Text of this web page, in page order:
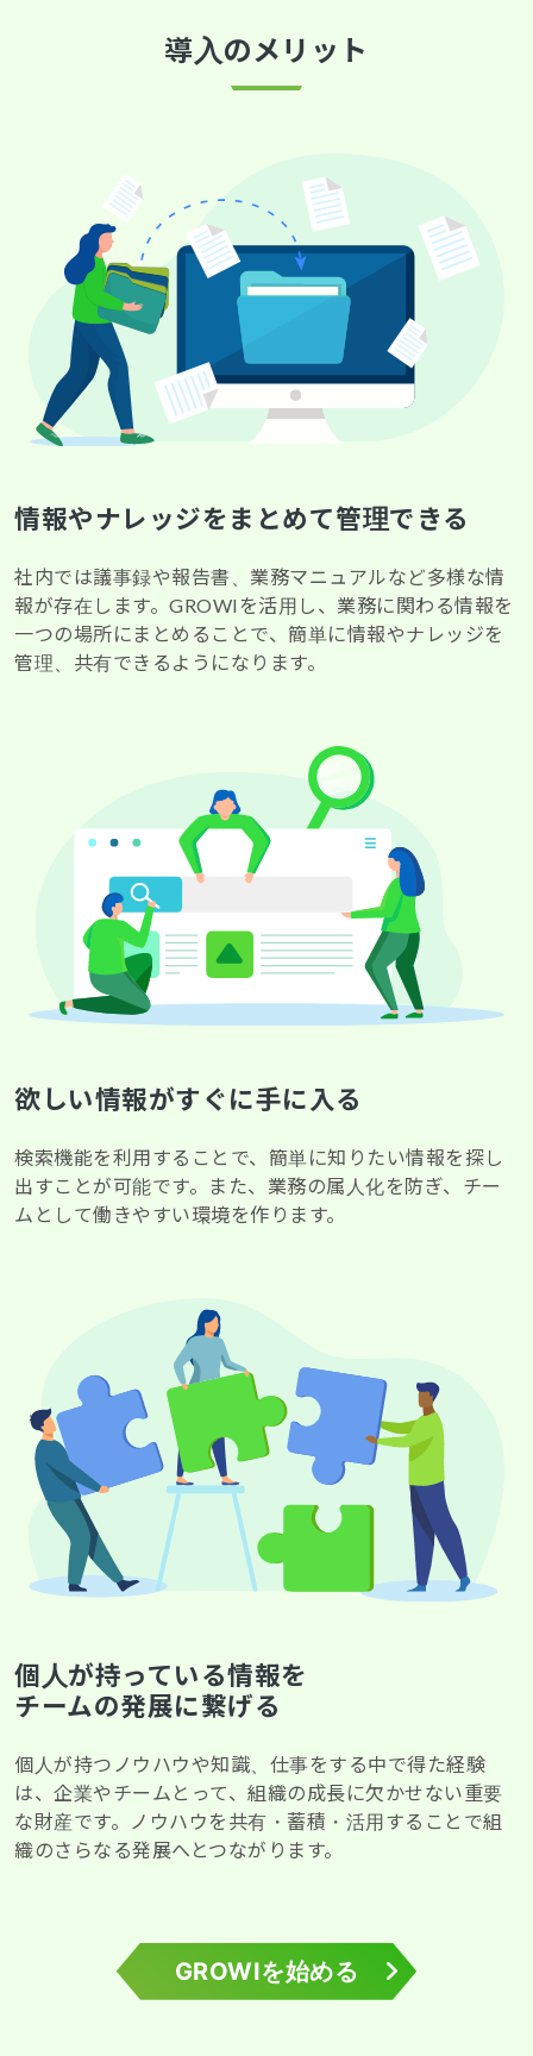
導入のメリット
情報やナレッジをまとめて管理できる
社内では議事録や報告書、業務マニュアルなど多様な情
報が存在します。GROWIを活用し、業務に関わる情報を
一つの場所にまとめることで、簡単に情報やナレッジを
管理、共有できるようになります。
欲しい情報がすぐに手に入る
検索機能を利用することで、簡単に知りたい情報を探し
出すことが可能です。また、業務の属人化を防ぎ、チー
ムとして働きやすい環境を作ります。
個人が持っている情報を
チームの発展に繋げる
個人が持つノウハウや知識、仕事をする中で得た経験
は、企業やチームとって、組織の成長に欠かせない重要
な財産です。ノウハウを共有・蓄積・活用することで組
織のさらなる発展へとつながります。
GROWIを始める